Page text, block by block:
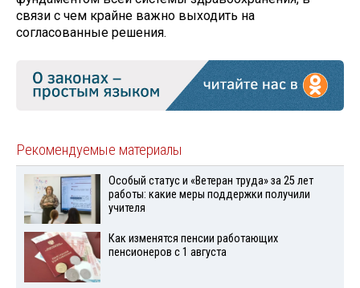
связи с чем крайне важно выходить на
согласованные решения.
Рекомендуемые материалы
Особый статус и «Ветеран труда» за 25 лет
работы: какие меры поддержки получили
учителя
Как изменятся пенсии работающих
пенсионеров с 1 августа